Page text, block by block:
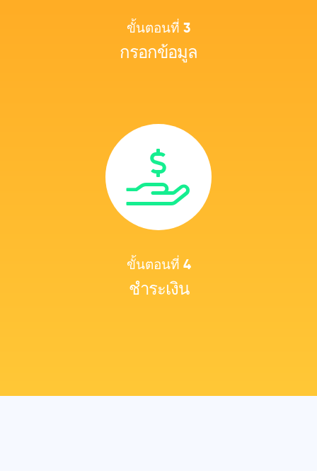
ขั้นตอนที่ 3
กรอกข้อมูล
ขั้นตอนที่ 4
ชำระเงิน